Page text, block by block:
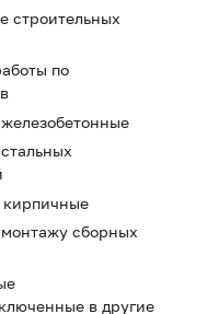
строительных
по
кирпичные
сборных
в другие